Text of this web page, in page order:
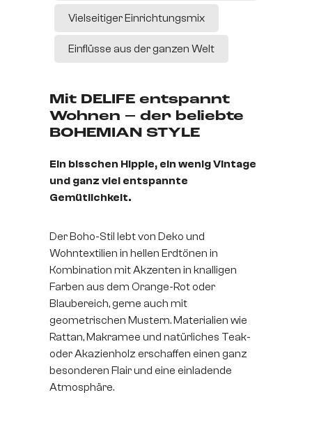
Vielseitiger Einrichtungsmix
Einflüsse aus der ganzen Welt
Mit DELIFE entspannt
Wohnen – der beliebte
BOHEMIAN STYLE
Ein bisschen Hippie, ein wenig Vintage
und ganz viel entspannte
Gemütlichkeit.
Der Boho-Stil lebt von Deko und
Wohntextilien in hellen Erdtönen in
Kombination mit Akzenten in knalligen
Farben aus dem Orange-Rot oder
Blaubereich, gerne auch mit
geometrischen Mustern. Materialien wie
Rattan, Makramee und natürliches Teak-
oder Akazienholz erschaffen einen ganz
besonderen Flair und eine einladende
Atmosphäre.